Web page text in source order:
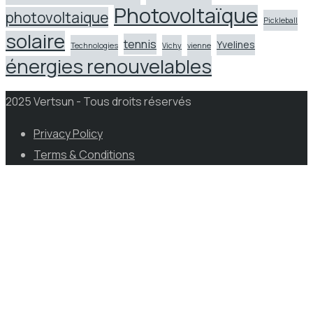
photovoltaique Photovoltaïque Pickleball
solaire Technologies tennis Vichy vienne Yvelines
énergies renouvelables
2025 Vertsun - Tous droits réservés
Privacy Policy
Terms & Conditions